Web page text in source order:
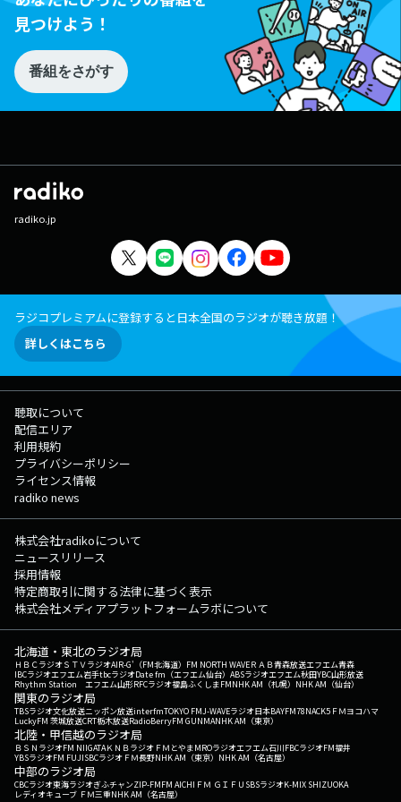
見つけよう！
番組をさがす
radiko.jp
ラジコプレミアムに登録すると日本全国のラジオが聴き放題！
詳しくはこちら
聴取について
配信エリア
利用規約
プライバシーポリシー
ライセンス情報
radiko news
株式会社radikoについて
ニュースリリース
採用情報
特定商取引に関する法律に基づく表示
株式会社メディアプラットフォームラボについて
北海道・東北のラジオ局
ＨＢＣラジオＳＴＶラジオAIR-G'（FM北海道） FM NORTH WAVEＲＡＢ青森放送エフエム青森
IBCラジオエフエム岩手tbcラジオDate fm（エフエム仙台） ABSラジオエフエム秋田YBC山形放送
Rhythm Station エフエム山形RFCラジオ福島ふくしまFMNHK AM（札幌） NHK AM（仙台）
関東のラジオ局
TBSラジオ文化放送ニッポン放送interfmTOKYO FMJ-WAVEラジオ日本BAYFM78NACK5 ＦＭヨコハマ
LuckyFM 茨城放送CRT栃木放送RadioBerryFM GUNMANHK AM（東京）
北陸・甲信越のラジオ局
ＢＳＮラジオFM NIIGATAＫＮＢラジオ ＦＭとやまMROラジオエフエム石川FBCラジオFM福井
YBSラジオFM FUJISBCラジオ ＦＭ長野NHK AM（東京） NHK AM（名古屋）
中部のラジオ局
CBCラジオ東海ラジオぎふチャンZIP-FMFM AICHI ＦＭ ＧＩＦＵ SBSラジオK-MIX SHIZUOKA
レディオキューブ ＦＭ三重NHK AM（名古屋）